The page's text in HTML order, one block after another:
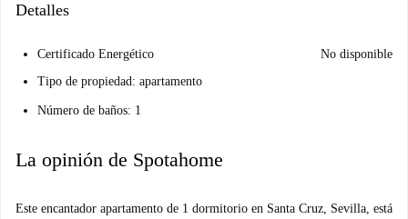
Detalles
Certificado Energético
No disponible
Tipo de propiedad: apartamento
Número de baños: 1
La opinión de Spotahome
Este encantador apartamento de 1 dormitorio en Santa Cruz, Sevilla, está